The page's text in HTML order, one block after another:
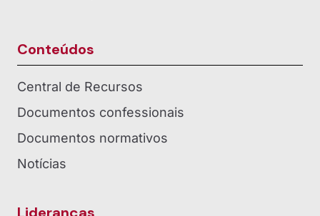
Conteúdos
Central de Recursos
Documentos confessionais
Documentos normativos
Notícias
Lideranças